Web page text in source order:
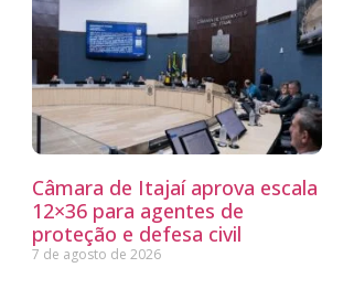
Câmara de Itajaí aprova escala
12×36 para agentes de
proteção e defesa civil
7 de agosto de 2026